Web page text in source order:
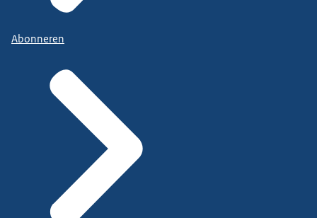
Abonneren